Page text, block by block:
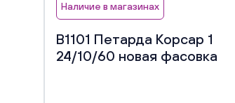
Наличие в магазинах
В1101 Петарда Корсар 1
24/10/60 новая фасовка